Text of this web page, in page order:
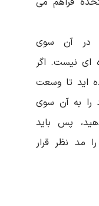
در آن سوی
ای نیست. اگر
اید تا وسعت
به آن سوی
پس باید
مد نظر قرار